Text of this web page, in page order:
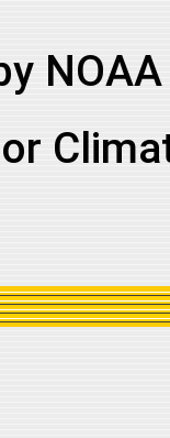
NA GM
NA GM
NA NA